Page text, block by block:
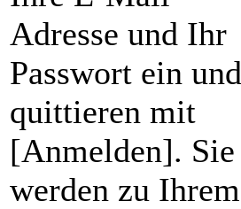
Adresse und Ihr
Passwort ein und
quittieren mit
[Anmelden]. Sie
werden zu Ihrem